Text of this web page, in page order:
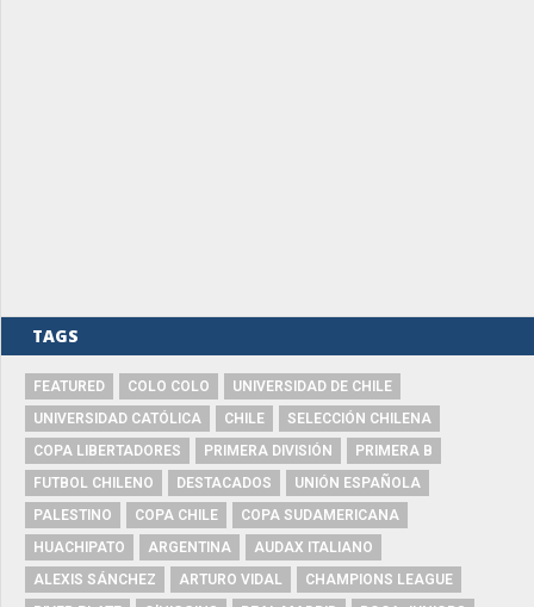
TAGS
FEATURED COLO COLO
UNIVERSIDAD DE CHILE
UNIVERSIDAD CATÓLICA
CHILE
SELECCIÓN CHILENA
COPA LIBERTADORES
PRIMERA DIVISIÓN
PRIMERA B
FUTBOL CHILENO
DESTACADOS
UNIÓN ESPAÑOLA
PALESTINO
COPA CHILE
COPA SUDAMERICANA
HUACHIPATO
ARGENTINA
AUDAX ITALIANO
ALEXIS SÁNCHEZ
ARTURO VIDAL
CHAMPIONS LEAGUE